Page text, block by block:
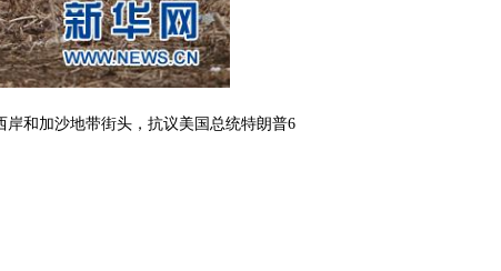
和加沙地带街头，抗议美国总统特朗普6